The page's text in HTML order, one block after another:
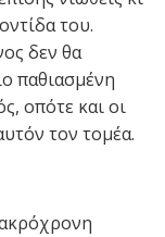
του.
δεν θα
παθιασμένη
οπότε και οι
τον τομέα.